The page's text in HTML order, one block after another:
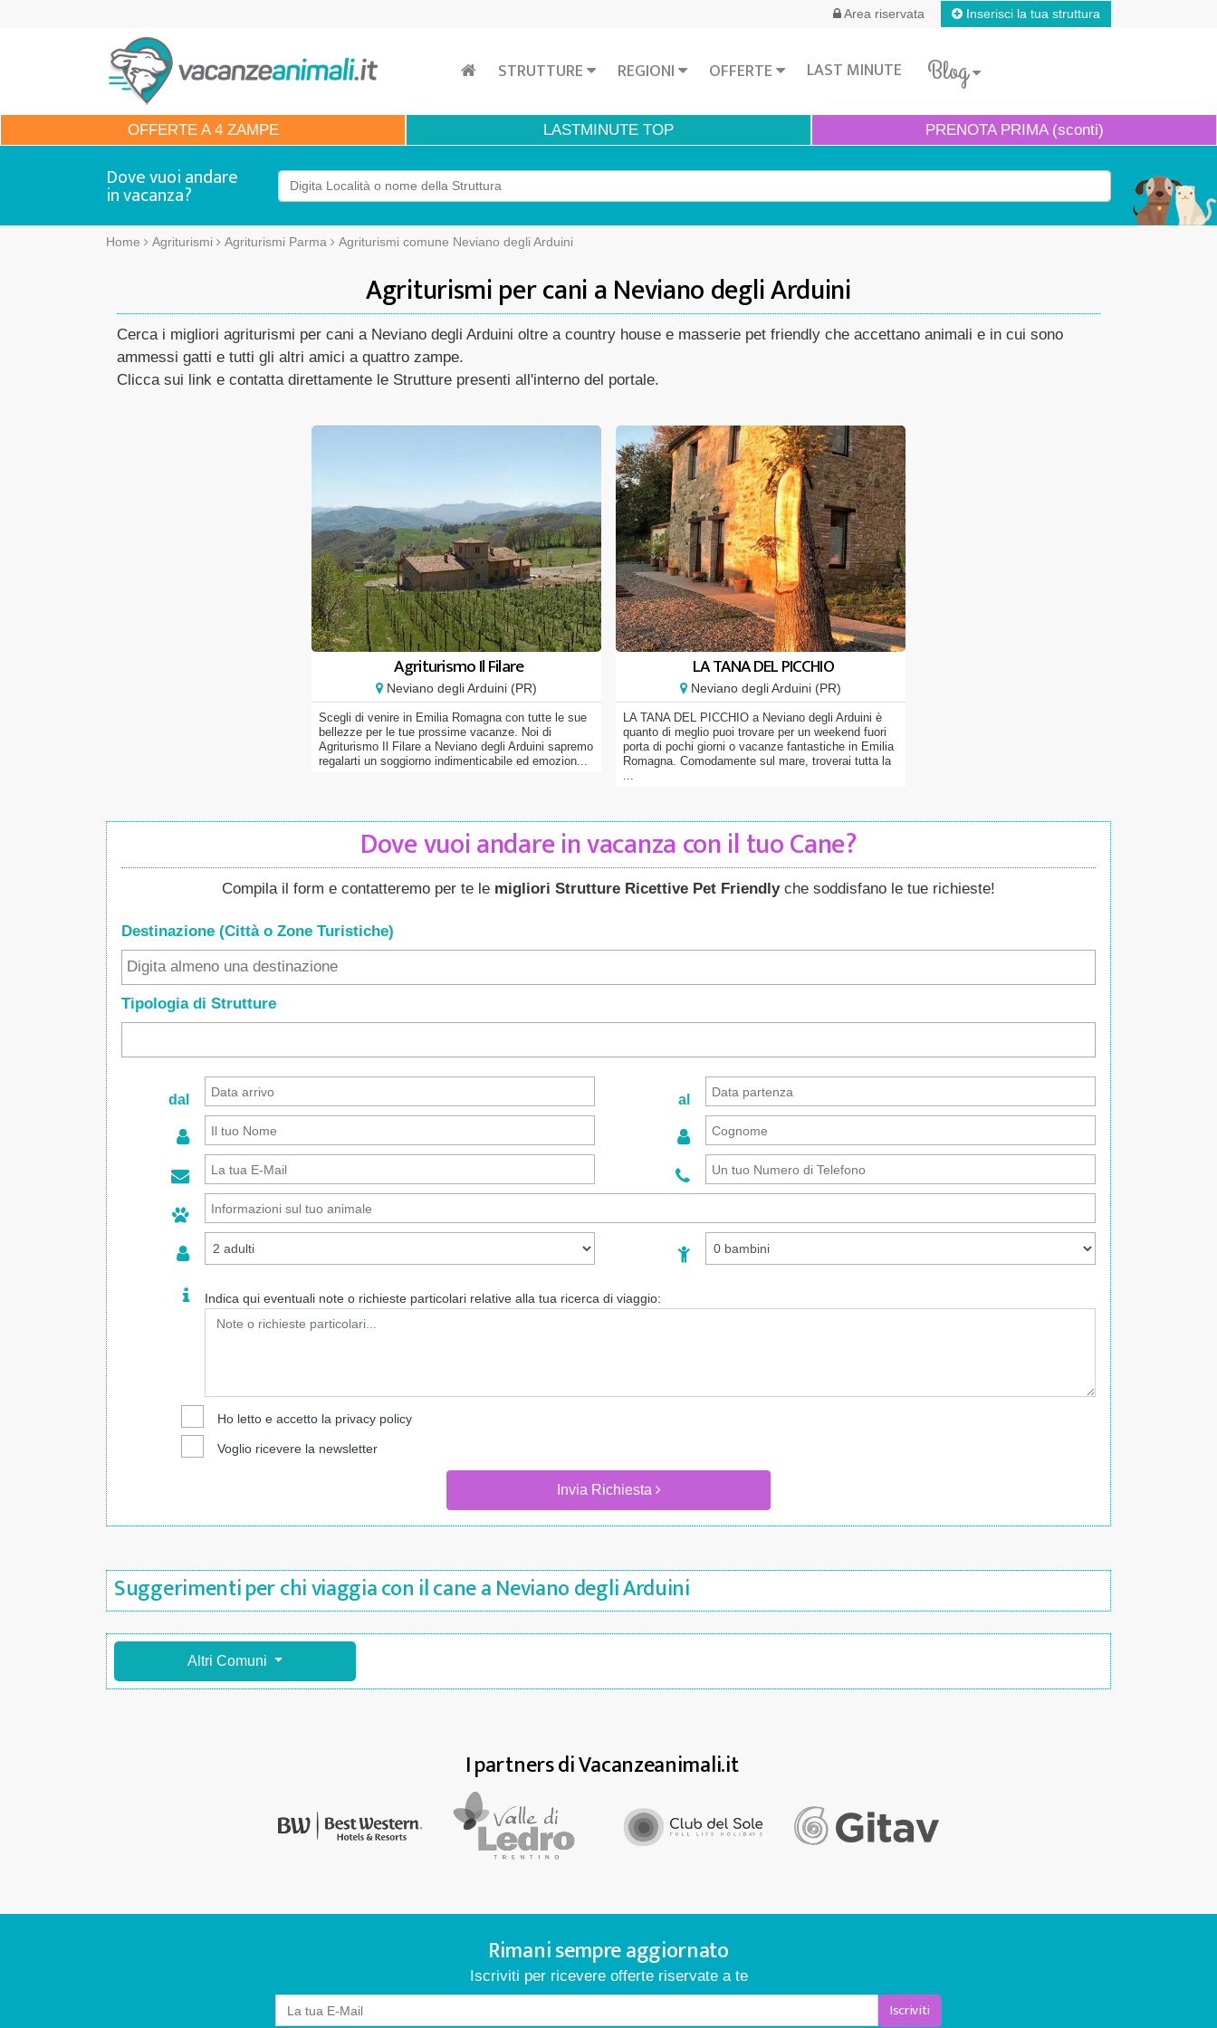
Area riservata Inserisci la tua struttura
STRUTTURE REGIONI OFFERTE LAST MINUTE Blog
OFFERTEA 4 ZAMPE LASTMINUTE TOP PRENOTAPRIMA (sconti)
Dove vuoi andare
in vacanza?
Home Agriturismi Agriturismi Parma Agriturismi comune Neviano degli Arduini
Agriturismi per cani a Neviano degli Arduini
Cerca i migliori agriturismi per cani a Neviano degli Arduini oltre a country house e masserie pet friendly che accettano animali e in cui sono
ammessi gatti e tutti gli altri amici a quattro zampe.
Clicca sui link e contatta direttamente le Strutture presenti all'interno del portale.
Agriturismo Il Filare
Neviano degli Arduini (PR)
Scegli di venire in Emilia Romagna con tutte le sue
bellezze per le tue prossime vacanze. Noi di
Agriturismo Il Filare a Neviano degli Arduini sapremo
regalarti un soggiorno indimenticabile ed emozion...
LA TANA DEL PICCHIO
Neviano degli Arduini (PR)
LA TANA DEL PICCHIO a Neviano degli Arduini è
quanto di meglio puoi trovare per un weekend fuori
porta di pochi giorni o vacanze fantastiche in Emilia
Romagna. Comodamente sul mare, troverai tutta la
...
Dove vuoi andare in vacanza con il tuo Cane?
Compila il form e contatteremo per te le migliori Strutture Ricettive Pet Friendlyche soddisfano le tue richieste!
Destinazione (Città o Zone Turistiche)
Tipologia di Strutture
dal al
Indica qui eventuali note o richieste particolari relative alla tua ricerca di viaggio:
Ho letto e accetto la privacy policy
Voglio ricevere la newsletter
Invia Richiesta
Suggerimenti per chi viaggia con il cane a Neviano degli Arduini
Altri Comuni
I partners di Vacanzeanimali.it
Rimani sempre aggiornato
Iscriviti per ricevere offerte riservate a te
Iscriviti